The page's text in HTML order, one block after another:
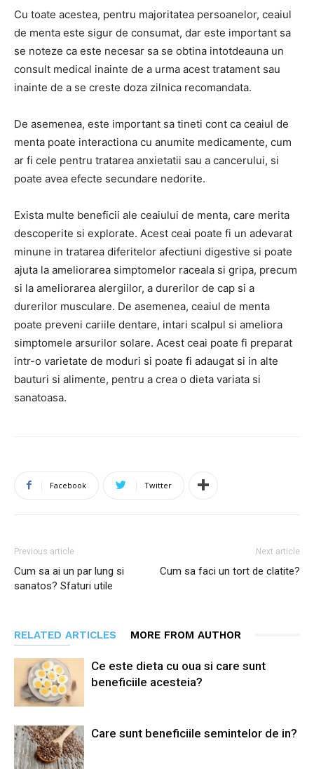
Cu toate acestea, pentru majoritatea persoanelor, ceaiul
de menta este sigur de consumat, dar este important sa
se noteze ca este necesar sa se obtina intotdeauna un
consult medical inainte de a urma acest tratament sau
inainte de a se creste doza zilnica recomandata.
De asemenea, este important sa tineti cont ca ceaiul de
menta poate interactiona cu anumite medicamente, cum
ar fi cele pentru tratarea anxietatii sau a cancerului, si
poate avea efecte secundare nedorite.
Exista multe beneficii ale ceaiului de menta, care merita
descoperite si explorate. Acest ceai poate fi un adevarat
minune in tratarea diferitelor afectiuni digestive si poate
ajuta la ameliorarea simptomelor raceala si gripa, precum
si la ameliorarea alergiilor, a durerilor de cap si a
durerilor musculare. De asemenea, ceaiul de menta
poate preveni cariile dentare, intari scalpul si ameliora
simptomele arsurilor solare. Acest ceai poate fi preparat
intr-o varietate de moduri si poate fi adaugat si in alte
bauturi si alimente, pentru a crea o dieta variata si
sanatoasa.
Facebook Twitter
Previous article
Cum sa ai un par lung si
sanatos? Sfaturi utile
Next article
Cum sa faci un tort de clatite?
RELATED ARTICLES MORE FROM AUTHOR
Ce este dieta cu oua si care sunt
beneficiile acesteia?
Care sunt beneficiile semintelor de in?